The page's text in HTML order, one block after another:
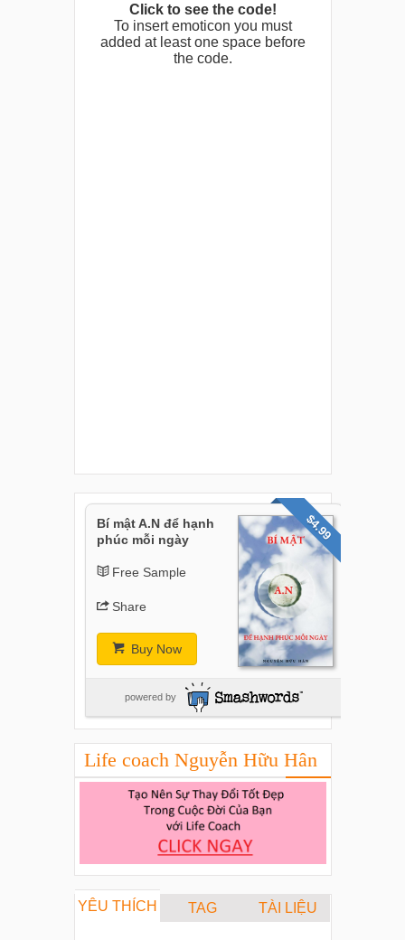
Click to see the code!
To insert emoticon you must
added at least one space before
the code.
$4.99
Bí mật A.N để hạnh
phúc mỗi ngày
Free Sample
Share
Buy Now
powered by
Life coach Nguyễn Hữu Hân
YÊU THÍCH TAG TÀI LIỆU